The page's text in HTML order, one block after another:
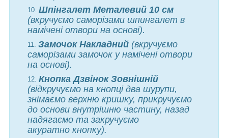
Шпінгалет Металевий 10 см
(вкручуємо саморізами шпингалет в
намічені отвори на основі).
Замочок Накладний (вкручуємо
саморізами замочок у намічені отвори
на основі).
Кнопка Дзвінок Зовнішній
(відкручуємо на кнопці два шурупи,
знімаємо верхню кришку, прикручуємо
до основи внутрішню частину, назад
надягаємо та закручуємо
акуратно кнопку).